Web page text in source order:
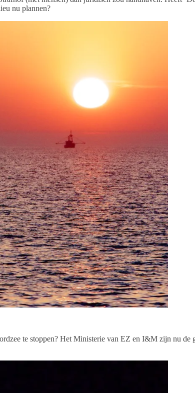
nu plannen?
te stoppen? Het Ministerie van EZ en I&M zijn nu de